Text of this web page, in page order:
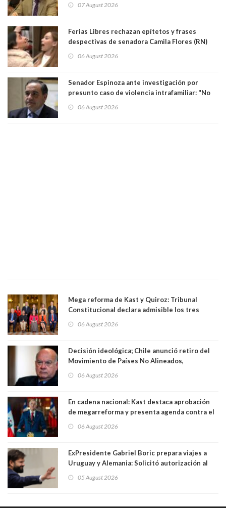
justicia constitucional porque no es diputado
07 August 2026
Ferias Libres rechazan epítetos y frases
despectivas de senadora Camila Flores (RN)
06 August 2026
Senador Espinoza ante investigación por
presunto caso de violencia intrafamiliar: "No
antecedentes a Tribunal Supremo
06 August 2026
Mega reforma de Kast y Quiroz: Tribunal
Constitucional declara admisible los tres
06 August 2026
Decisión ideológica; Chile anunció retiro del
Movimiento de Países No Alineados,
1971. Excanciller Insulza lamentó decisión
06 August 2026
En cadena nacional: Kast destaca aprobación
de megarreforma y presenta agenda contra el
06 August 2026
ExPresidente Gabriel Boric prepara viajes a
Uruguay y Alemania: Solicitó autorización al
05 August 2026